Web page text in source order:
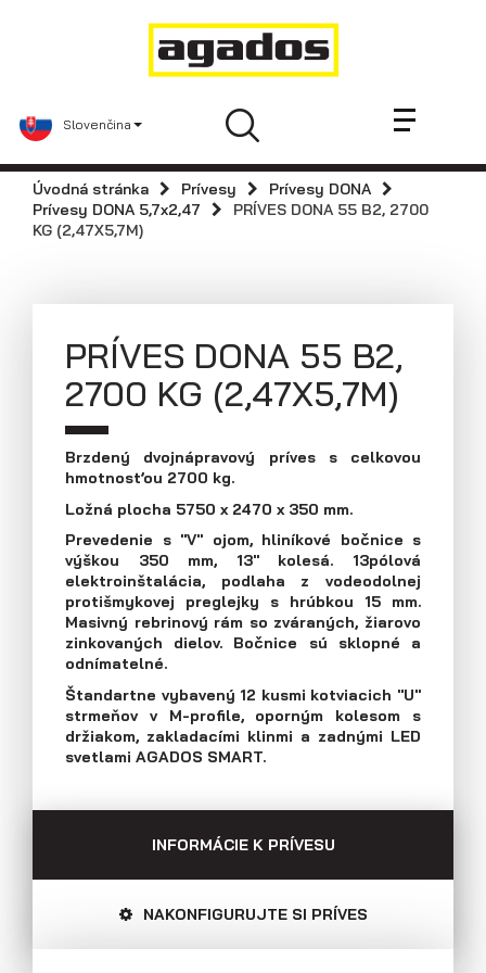
Slovenčina
Novinky a články
Predajcovia
Kontakt
Agados
Náhradné diely
Praktické informácie
Navštívte nás
Dolná 142, 900 01 Modra
Tel: +421 33 642 2672
Fax: +421 33 642 2671
E-mail: agados@agados.sk
Sledujte nás
AGA KIT
Prívesy s kolesami vedľa ložnej
plochy (plechové bočnice)
plochy (preglejkové a hliníkové
Úvodná stránka Prívesy
Prívesy DONA
Prívesy DONA 5,7x2,47
PRÍVES DONA 55 B2, 2700
KG (2,47X5,7M)
PRÍVES DONA 55 B2,
2700 KG (2,47X5,7M)
Brzdený dvojnápravový príves s celkovou
hmotnosťou 2700 kg.
Ložná plocha 5750 x 2470 x 350 mm.
Prevedenie s "V" ojom, hliníkové bočnice s
výškou 350 mm, 13" kolesá. 13pólová
elektroinštalácia, podlaha z vodeodolnej
protišmykovej preglejky s hrúbkou 15 mm.
Masivný rebrinový rám so zváraných, žiarovo
zinkovaných dielov. Bočnice sú sklopné a
odnímatelné.
Štandartne vybavený 12 kusmi kotviacich "U"
strmeňov v M-profile, oporným kolesom s
držiakom, zakladacími klinmi a zadnými LED
svetlami AGADOS SMART.
INFORMÁCIE K PRÍVESU
NAKONFIGURUJTE SI PRÍVES